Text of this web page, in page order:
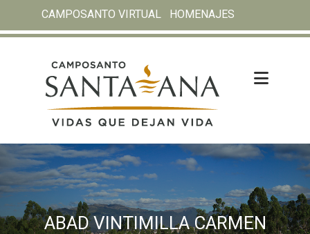
CAMPOSANTO VIRTUAL HOMENAJES
ABAD VINTIMILLA CARMEN